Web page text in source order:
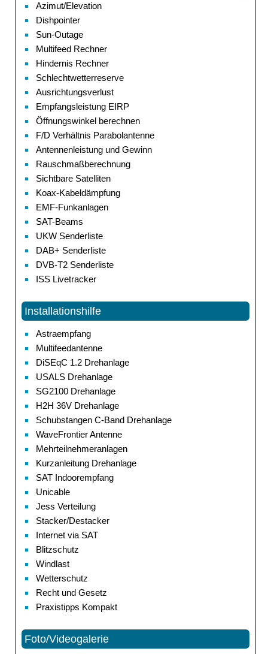
Azimut/Elevation
Dishpointer
Sun-Outage
Multifeed Rechner
Hindernis Rechner
Schlechtwetterreserve
Ausrichtungsverlust
Empfangsleistung EIRP
Öffnungswinkel berechnen
F/D Verhältnis Parabolantenne
Antennenleistung und Gewinn
Rauschmaßberechnung
Sichtbare Satelliten
Koax-Kabeldämpfung
EMF-Funkanlagen
SAT-Beams
UKW Senderliste
DAB+ Senderliste
DVB-T2 Senderliste
ISS Livetracker
Installationshilfe
Astraempfang
Multifeedantenne
DiSEqC 1.2 Drehanlage
USALS Drehanlage
SG2100 Drehanlage
H2H 36V Drehanlage
Schubstangen C-Band Drehanlage
WaveFrontier Antenne
Mehrteilnehmeranlagen
Kurzanleitung Drehanlage
SAT Indoorempfang
Unicable
Jess Verteilung
Stacker/Destacker
Internet via SAT
Blitzschutz
Windlast
Wetterschutz
Recht und Gesetz
Praxistipps Kompakt
Foto/Videogalerie